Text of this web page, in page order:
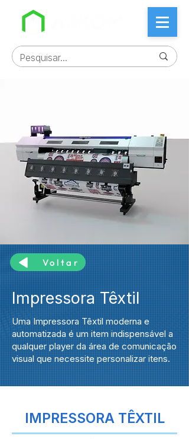
Voltar
Impressora Têxtil
Uma Impressora Têxtil moderna e
automatizada é um item indispensável a
qualquer player da área de comunicação
visual que necessite personalizar itens.
IMPRESSORA TÊXTIL